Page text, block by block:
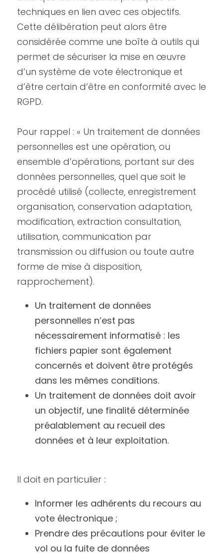
techniques en lien avec ces objectifs.
Cette délibération peut alors être
considérée comme une boîte à outils qui
permet de sécuriser la mise en œuvre
d’un système de vote électronique et
d’être certain d’être en conformité avec le
RGPD.
Pour rappel : « Un traitement de données
personnelles est une opération, ou
ensemble d’opérations, portant sur des
données personnelles, quel que soit le
procédé utilisé (collecte, enregistrement
organisation, conservation adaptation,
modification, extraction consultation,
utilisation, communication par
transmission ou diffusion ou toute autre
forme de mise à disposition,
rapprochement).
Un traitement de données
personnelles n’est pas
nécessairement informatisé : les
fichiers papier sont également
concernés et doivent être protégés
dans les mêmes conditions.
Un traitement de données doit avoir
un objectif, une finalité déterminée
préalablement au recueil des
données et à leur exploitation.
Il doit en particulier :
Informer les adhérents du recours au
vote électronique ;
Prendre des précautions pour éviter le
vol ou la fuite de données